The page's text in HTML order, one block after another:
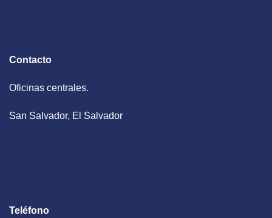
Contacto
Oficinas centrales.
San Salvador, El Salvador
Teléfono